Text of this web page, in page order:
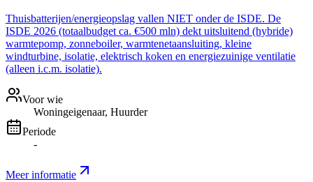
Thuisbatterijen/energieopslag vallen NIET onder de ISDE. De
ISDE 2026 (totaalbudget ca. €500 mln) dekt uitsluitend (hybride)
warmtepomp, zonneboiler, warmtenetaansluiting, kleine
windturbine, isolatie, elektrisch koken en energiezuinige ventilatie
(alleen i.c.m. isolatie).
Voor wie
Woningeigenaar, Huurder
Periode
-
Meer informatie